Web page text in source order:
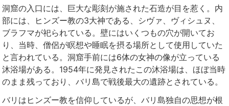
洞窟の入口には、巨大な彫刻が施された石造が目を惹く。内
部には、ヒンズー教の3大神である、シヴァ、ヴィシュヌ、
ブラフマが祀られている。壁にはいくつもの穴が開いてお
り、当時、僧侶が瞑想や睡眠を摂る場所として使用していた
と言われている。洞窟手前には6体の女神の像が立っている
沐浴場がある。1954年に発見されたこの沐浴場は、ほぼ当時
のまま残っており、バリ島で戦後最大の遺跡とされている。
バリはヒンズー教を信仰しているが、バリ島独自の思想が根